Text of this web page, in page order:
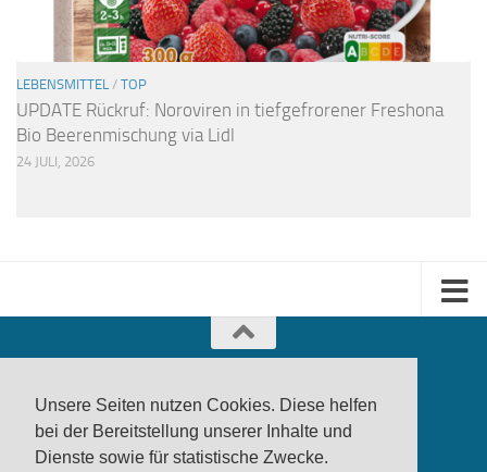
Unsere Seiten nutzen Cookies. Diese helfen
bei der Bereitstellung unserer Inhalte und
Dienste sowie für statistische Zwecke.
LEBENSMITTEL / TOP
UPDATE Rückruf: Noroviren in tiefgefrorener Freshona
Bio Beerenmischung via Lidl
24 JULI, 2026
produktwarnung.eu - 2007-2026